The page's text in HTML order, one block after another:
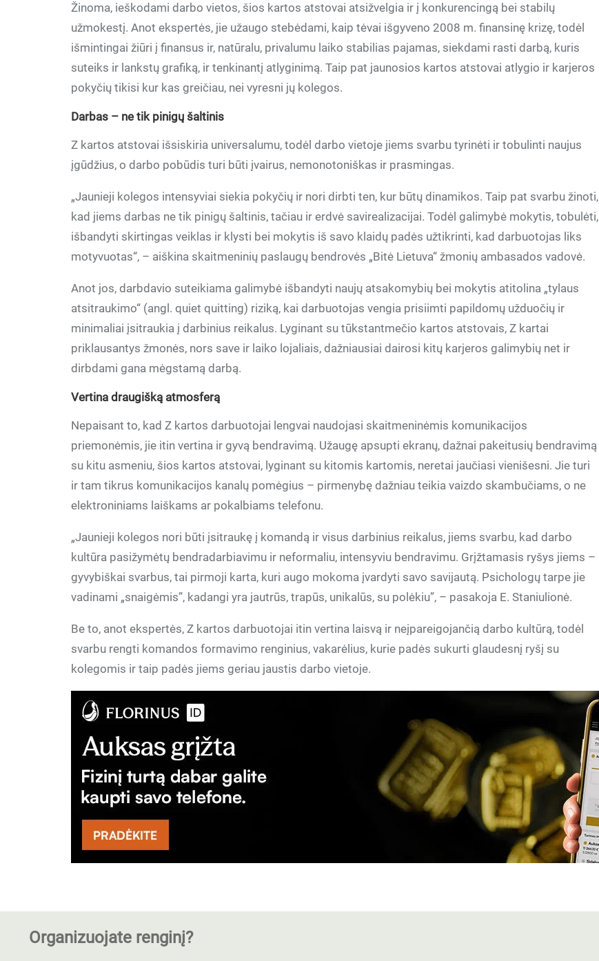
Žinoma, ieškodami darbo vietos, šios kartos atstovai atsižvelgia ir į konkurencingą bei stabilų
užmokestį. Anot ekspertės, jie užaugo stebėdami, kaip tėvai išgyveno 2008 m. finansinę krizę, todėl
išmintingai žiūri į finansus ir, natūralu, privalumu laiko stabilias pajamas, siekdami rasti darbą, kuris
suteiks ir lankstų grafiką, ir tenkinantį atlyginimą. Taip pat jaunosios kartos atstovai atlygio ir karjeros
pokyčių tikisi kur kas greičiau, nei vyresni jų kolegos.
Darbas – ne tik pinigų šaltinis
Z kartos atstovai išsiskiria universalumu, todėl darbo vietoje jiems svarbu tyrinėti ir tobulinti naujus
įgūdžius, o darbo pobūdis turi būti įvairus, nemonotoniškas ir prasmingas.
„Jaunieji kolegos intensyviai siekia pokyčių ir nori dirbti ten, kur būtų dinamikos. Taip pat svarbu žinoti,
kad jiems darbas ne tik pinigų šaltinis, tačiau ir erdvė savirealizacijai. Todėl galimybė mokytis, tobulėti,
išbandyti skirtingas veiklas ir klysti bei mokytis iš savo klaidų padės užtikrinti, kad darbuotojas liks
motyvuotas“, – aiškina skaitmeninių paslaugų bendrovės „Bitė Lietuva“ žmonių ambasados vadovė.
Anot jos, darbdavio suteikiama galimybė išbandyti naujų atsakomybių bei mokytis atitolina „tylaus
atsitraukimo“ (angl. quiet quitting) riziką, kai darbuotojas vengia prisiimti papildomų užduočių ir
minimaliai įsitraukia į darbinius reikalus. Lyginant su tūkstantmečio kartos atstovais, Z kartai
priklausantys žmonės, nors save ir laiko lojaliais, dažniausiai dairosi kitų karjeros galimybių net ir
dirbdami gana mėgstamą darbą.
Vertina draugišką atmosferą
Nepaisant to, kad Z kartos darbuotojai lengvai naudojasi skaitmeninėmis komunikacijos
priemonėmis, jie itin vertina ir gyvą bendravimą. Užaugę apsupti ekranų, dažnai pakeitusių bendravimą
su kitu asmeniu, šios kartos atstovai, lyginant su kitomis kartomis, neretai jaučiasi vienišesni. Jie turi
ir tam tikrus komunikacijos kanalų pomėgius – pirmenybę dažniau teikia vaizdo skambučiams, o ne
elektroniniams laiškams ar pokalbiams telefonu.
„Jaunieji kolegos nori būti įsitraukę į komandą ir visus darbinius reikalus, jiems svarbu, kad darbo
kultūra pasižymėtų bendradarbiavimu ir neformaliu, intensyviu bendravimu. Grįžtamasis ryšys jiems –
gyvybiškai svarbus, tai pirmoji karta, kuri augo mokoma įvardyti savo savijautą. Psichologų tarpe jie
vadinami „snaigėmis”, kadangi yra jautrūs, trapūs, unikalūs, su polėkiu”, – pasakoja E. Staniulionė.
Be to, anot ekspertės, Z kartos darbuotojai itin vertina laisvą ir neįpareigojančią darbo kultūrą, todėl
svarbu rengti komandos formavimo renginius, vakarėlius, kurie padės sukurti glaudesnį ryšį su
kolegomis ir taip padės jiems geriau jaustis darbo vietoje.
Organizuojate renginį?